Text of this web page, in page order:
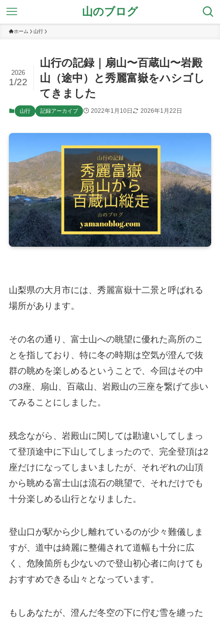
山のブログ
ホーム 山行
山行の記録｜扇山〜百蔵山〜岩殿
山（途中）と秀麗富嶽をハシゴし
てきました
2026
1/22
山行 記録アーカイブ 2022年1月10日 2026年1月22日
山梨県の大月市には、秀麗富嶽十二景と呼ばれる
場所があります。
その名の通り、富士山への眺望に優れた高所のこ
とを指しており、特に冬の時期は空気が澄んで抜
群の眺めを楽しめるということで、今回はその中
の3座、扇山、百蔵山、岩殿山の三座を繋げて歩い
てみることにしました。
残念ながら、岩殿山に関しては勘違いしてしまっ
て登頂途中に下山してしまったので、完全登頂は2
座だけになってしまいましたが、それぞれの山頂
から眺める富士山は流石の眺望で、それだけでも
十分楽しめる山行となりました。
登山口が駅から少し離れているのが少々難儀しま
すが、道中は綺麗に整備されて道幅も十分に広
く、危険箇所も少ないので登山初心者に向けても
おすすめできる山々となっています。
もしあなたが、澄んだ冬空の下に佇む雪を纏った